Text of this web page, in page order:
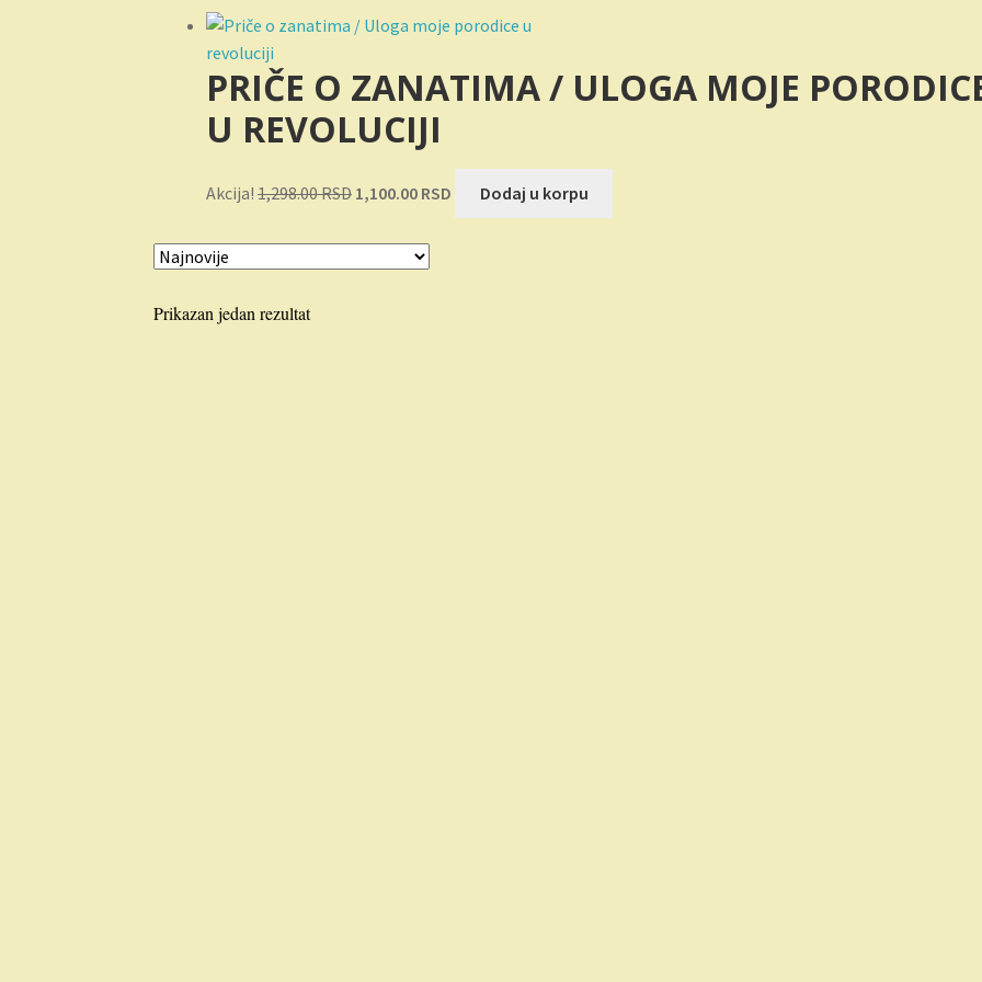
PRIČE O ZANATIMA / ULOGA MOJE
U REVOLUCIJI
Akcija! 1,298.00RSD
cena
bila:
1,100.00 RSD Dodaj u korpu
Prikazan jedan rezultat